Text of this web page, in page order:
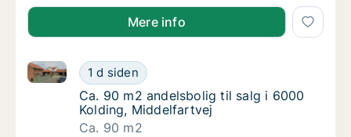
Mere info
Ca. 90 m2 andelsbolig til salg i 6000
1 d siden
Ca. 90 m2 andelsbolig til salg i 6000 Kolding,
Ca. 90 m2 andelsbolig til salg i 6000
Ca. 90 m2 andelsbolig til salg i 6000
Kolding, Middelfartvej
Ca. 90 m2